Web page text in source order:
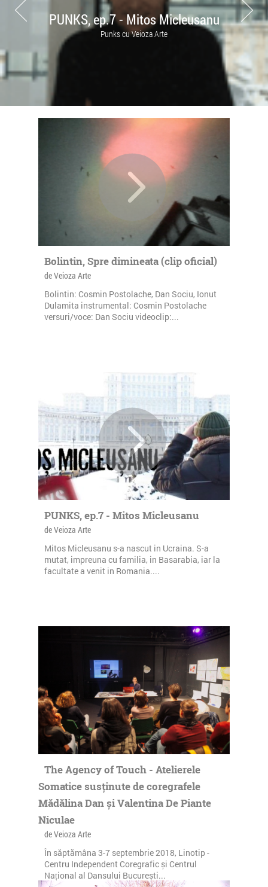
PUNKS, ep.7 - Mitos Micleusanu
Punks cu Veioza Arte
Bolintin, Spre dimineata (clip oficial)
de Veioza Arte
Bolintin: Cosmin Postolache, Dan Sociu, Ionut
Dulamita instrumental: Cosmin Postolache
versuri/voce: Dan Sociu videoclip:...
PUNKS, ep.7 - Mitos Micleusanu
de Veioza Arte
Mitos Micleusanu s-a nascut in Ucraina. S-a
mutat, impreuna cu familia, in Basarabia, iar la
facultate a venit in Romania....
The Agency of Touch - Atelierele
Somatice susținute de coregrafele
Mădălina Dan și Valentina De Piante
Niculae
de Veioza Arte
În săptămâna 3-7 septembrie 2018, Linotip -
Centru Independent Coregrafic și Centrul
Național al Dansului București...